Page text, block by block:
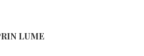
LUME